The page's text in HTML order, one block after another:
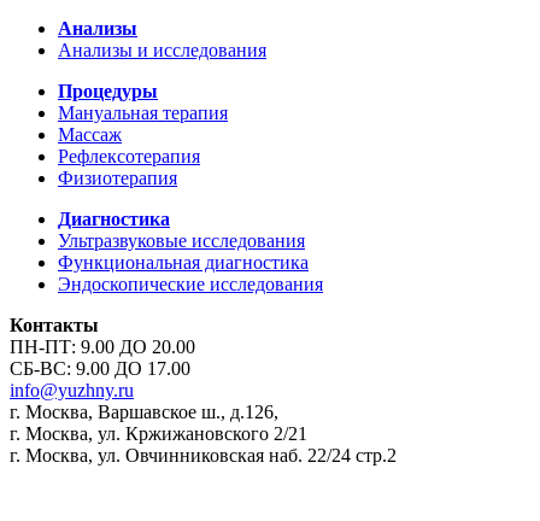
Анализы
Анализы и исследования
Процедуры
Мануальная терапия
Массаж
Рефлексотерапия
Физиотерапия
Диагностика
Ультразвуковые исследования
Функциональная диагностика
Эндоскопические исследования
Контакты
ПН-ПТ: 9.00 ДО 20.00
СБ-ВС: 9.00 ДО 17.00
info@yuzhny.ru
г. Москва, Варшавское ш., д.126,
г. Москва, ул. Кржижановского 2/21
г. Москва, ул. Овчинниковская наб. 22/24 стр.2